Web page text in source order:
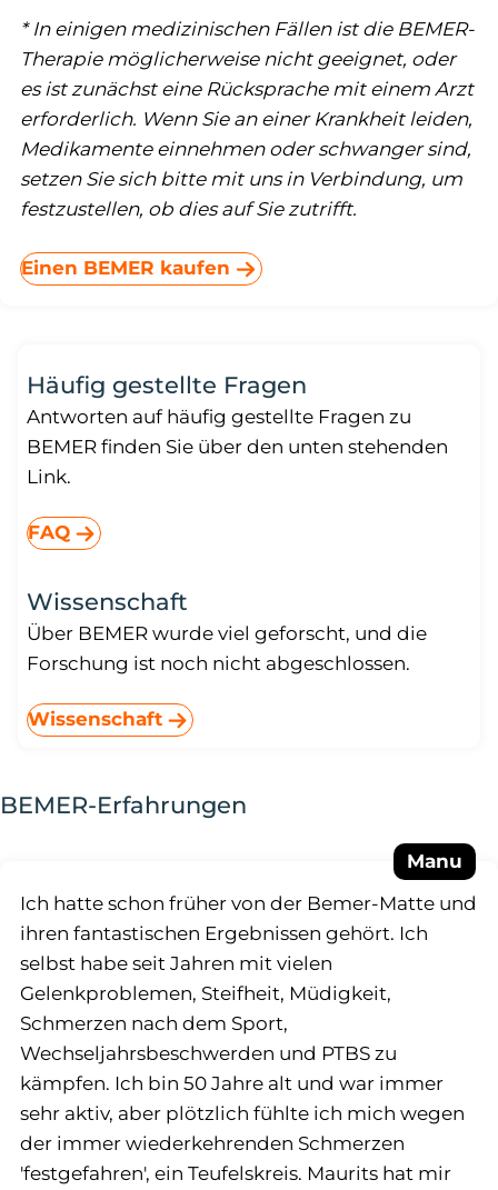
* In einigen medizinischen Fällen ist die BEMER-
Therapie möglicherweise nicht geeignet, oder
es ist zunächst eine Rücksprache mit einem Arzt
erforderlich. Wenn Sie an einer Krankheit leiden,
Medikamente einnehmen oder schwanger sind,
setzen Sie sich bitte mit uns in Verbindung, um
festzustellen, ob dies auf Sie zutrifft.
Einen BEMER kaufen
Häufig gestellte Fragen
Antworten auf häufig gestellte Fragen zu
BEMER finden Sie über den unten stehenden
Link.
FAQ
Wissenschaft
Über BEMER wurde viel geforscht, und die
Forschung ist noch nicht abgeschlossen.
Wissenschaft
BEMER-Erfahrungen
Manu
Ich hatte schon früher von der Bemer-Matte und
ihren fantastischen Ergebnissen gehört. Ich
selbst habe seit Jahren mit vielen
Gelenkproblemen, Steifheit, Müdigkeit,
Schmerzen nach dem Sport,
Wechseljahrsbeschwerden und PTBS zu
kämpfen. Ich bin 50 Jahre alt und war immer
sehr aktiv, aber plötzlich fühlte ich mich wegen
der immer wiederkehrenden Schmerzen
'festgefahren', ein Teufelskreis. Maurits hat mir